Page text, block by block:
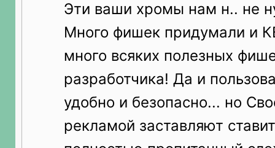
Эти ваши хромы нам н.. не
Много фишек придумали и
много всяких полезных
разработчика! Да и
удобно и безопасно... но
рекламой заставляют